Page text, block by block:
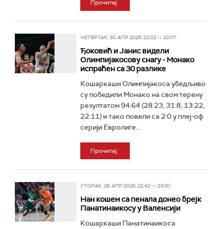
Прочитај
ЧЕТВРТАК, 30. АПР 2026, 22:02 -> 22:07
Ђоковић и Јанис видели
Олимпијакосову снагу - Монако
испраћен са 30 разлике
Кошаркаши Олимпијакоса убедљиво
су победили Монако на свом терену
резултатом 94:64 (28:23, 31:8, 13:22,
22:11) и тако повели са 2:0 у плеј-оф
серији Евролиге...
Прочитај
УТОРАК, 28. АПР 2026, 22:42 -> 23:00
Нан кошем са пенала донео брејк
Панатинаикосу у Валенсији
Кошаркаши Панатинаикоса